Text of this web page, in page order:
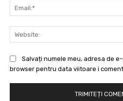
Salvați numele meu, adresa de
browser pentru data viitoare i